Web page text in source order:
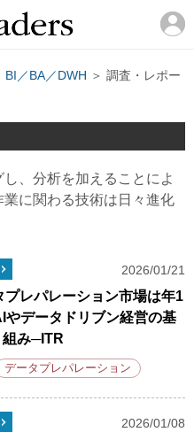
BI／BA／DWH ＞ 調査・レポー
、分析を加えることによ
に関わる技術は日々進化
2026/01/21
プレパレーション市場は年1
やデータドリブン経営の基
み─ITR
データプレパレーション
2026/01/08